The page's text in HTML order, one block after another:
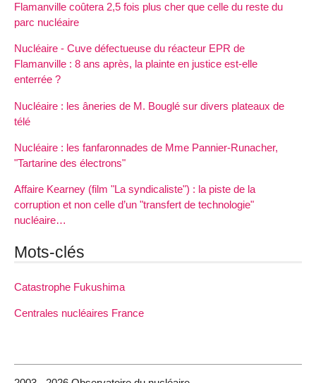
Flamanville coûtera 2,5 fois plus cher que celle du reste du
parc nucléaire
Nucléaire - Cuve défectueuse du réacteur EPR de
Flamanville : 8 ans après, la plainte en justice est-elle
enterrée ?
Nucléaire : les âneries de M. Bouglé sur divers plateaux de
télé
Nucléaire : les fanfaronnades de Mme Pannier-Runacher,
"Tartarine des électrons"
Affaire Kearney (film "La syndicaliste") : la piste de la
corruption et non celle d’un "transfert de technologie"
nucléaire…
Mots-clés
Catastrophe Fukushima
Centrales nucléaires France